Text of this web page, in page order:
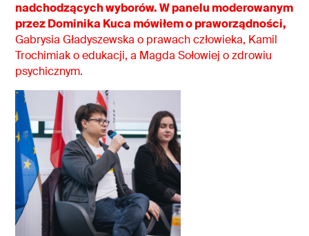
nadchodzących wyborów. W panelu moderowanym
przez Dominika Kuca mówiłem o praworządności,
Gabrysia Gładyszewska o prawach człowieka, Kamil
Trochimiak o edukacji, a Magda Sołowiej o zdrowiu
psychicznym.